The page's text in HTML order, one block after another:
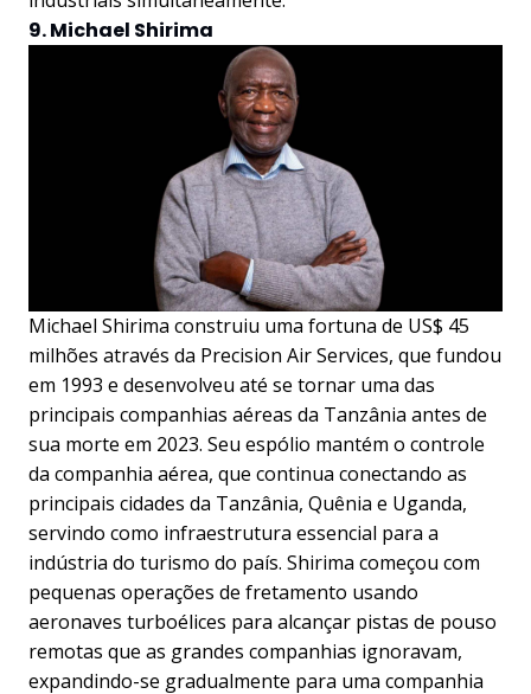
9. Michael Shirima
Michael Shirima construiu uma fortuna de US$ 45
milhões através da Precision Air Services, que fundou
em 1993 e desenvolveu até se tornar uma das
principais companhias aéreas da Tanzânia antes de
sua morte em 2023. Seu espólio mantém o controle
da companhia aérea, que continua conectando as
principais cidades da Tanzânia, Quênia e Uganda,
servindo como infraestrutura essencial para a
indústria do turismo do país. Shirima começou com
pequenas operações de fretamento usando
aeronaves turboélices para alcançar pistas de pouso
remotas que as grandes companhias ignoravam,
expandindo-se gradualmente para uma companhia